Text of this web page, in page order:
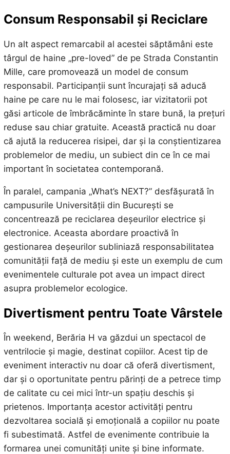
Consum Responsabil și Reciclare
Un alt aspect remarcabil al acestei săptămâni este
târgul de haine „pre-loved” de pe Strada Constantin
Mille, care promovează un model de consum
responsabil. Participanții sunt încurajați să aducă
haine pe care nu le mai folosesc, iar vizitatorii pot
găsi articole de îmbrăcăminte în stare bună, la prețuri
reduse sau chiar gratuite. Această practică nu doar
că ajută la reducerea risipei, dar și la conștientizarea
problemelor de mediu, un subiect din ce în ce mai
important în societatea contemporană.
În paralel, campania „What’s NEXT?” desfășurată în
campusurile Universității din București se
concentrează pe reciclarea deșeurilor electrice și
electronice. Aceasta abordare proactivă în
gestionarea deșeurilor subliniază responsabilitatea
comunității față de mediu și este un exemplu de cum
evenimentele culturale pot avea un impact direct
asupra problemelor ecologice.
Divertisment pentru Toate Vârstele
În weekend, Berăria H va găzdui un spectacol de
ventrilocie și magie, destinat copiilor. Acest tip de
eveniment interactiv nu doar că oferă divertisment,
dar și o oportunitate pentru părinți de a petrece timp
de calitate cu cei mici într-un spațiu deschis și
prietenos. Importanța acestor activități pentru
dezvoltarea socială și emoțională a copiilor nu poate
fi subestimată. Astfel de evenimente contribuie la
formarea unei comunități unite și bine informate.